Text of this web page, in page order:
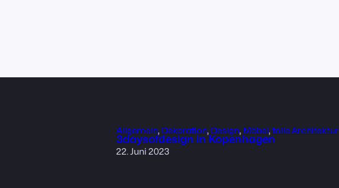
Allgemein, Dekoration, Design, Möbel, tolle Architektur
3daysofdesign in Kopenhagen
22. Juni 2023